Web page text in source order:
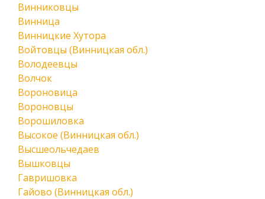
Винниковцы
Винница
Винницкие Хутора
Войтовцы (Винницкая обл.)
Володеевцы
Волчок
Вороновица
Вороновцы
Ворошиловка
Высокое (Винницкая обл.)
Высшеольчедаев
Вышковцы
Гавришовка
Гайово (Винницкая обл.)